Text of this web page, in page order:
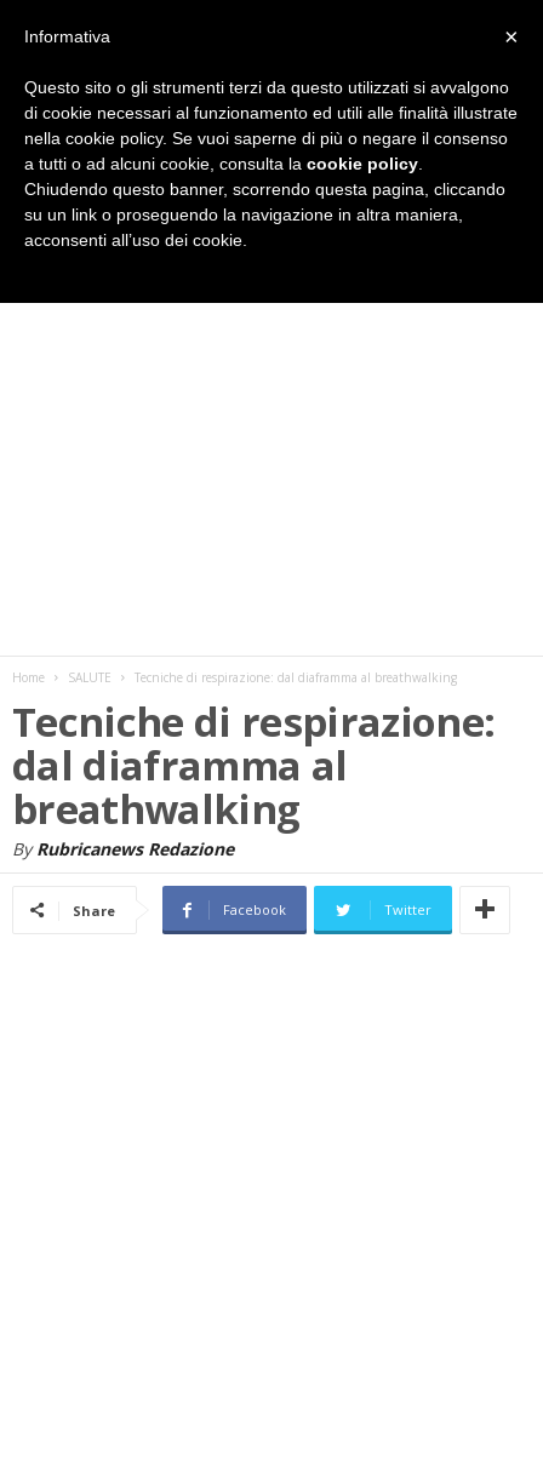
i
Home SALUTE Tecniche di respirazione: dal diaframma al breathwalking
Tecniche di respirazione:
dal diaframma al
breathwalking
By Rubricanews Redazione
Share Facebook Twitter
×
Informativa
Questo sito o gli strumenti terzi da questo utilizzati si avvalgono
di cookie necessari al funzionamento ed utili alle finalità illustrate
nella cookie policy. Se vuoi saperne di più o negare il consenso
a tutti o ad alcuni cookie, consulta la cookie policy
Chiudendo questo banner, scorrendo questa pagina, cliccando
su un link o proseguendo la navigazione in altra maniera,
acconsenti all’uso dei cookie.